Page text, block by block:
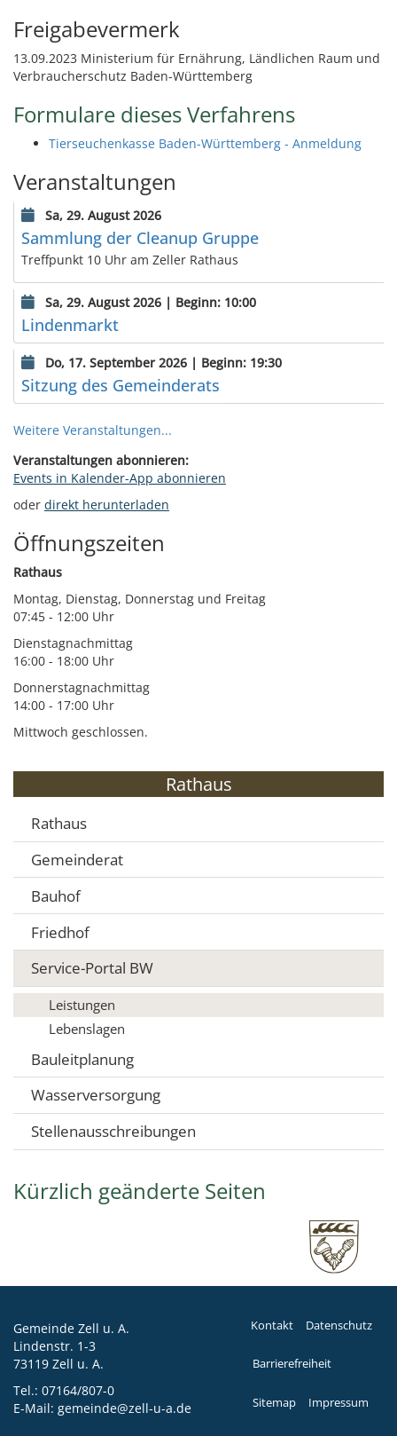
Freigabevermerk
13.09.2023 Ministerium für Ernährung, Ländlichen Raum und
Verbraucherschutz Baden-Württemberg
Formulare dieses Verfahrens
Tierseuchenkasse Baden-Württemberg - Anmeldung
Veranstaltungen
Sa, 29. August 2026
Sammlung der Cleanup Gruppe
Treffpunkt 10 Uhr am Zeller Rathaus
Sa, 29. August 2026 | Beginn: 10:00
Lindenmarkt
Do, 17. September 2026 | Beginn: 19:30
Sitzung des Gemeinderats
Weitere Veranstaltungen...
Veranstaltungen abonnieren:
Events in Kalender-App abonnieren
oder direkt herunterladen
Öffnungszeiten
Rathaus
Montag, Dienstag, Donnerstag und Freitag
07:45 - 12:00 Uhr
Dienstagnachmittag
16:00 - 18:00 Uhr
Donnerstagnachmittag
14:00 - 17:00 Uhr
Mittwoch geschlossen.
Rathaus
Rathaus
Gemeinderat
Bauhof
Friedhof
Service-Portal BW
Leistungen
Lebenslagen
Bauleitplanung
Wasserversorgung
Stellenausschreibungen
Kürzlich geänderte Seiten
Gemeinde Zell u. A.
Lindenstr. 1-3
73119 Zell u. A.
Tel.: 07164/807-0
E-Mail: gemeinde@zell-u-a.de
Kontakt Datenschutz
Barrierefreiheit
Sitemap Impressum